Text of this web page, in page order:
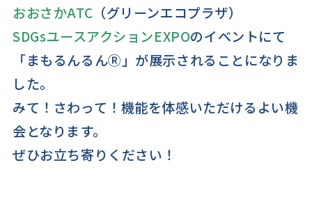
おおさかATC （グリーンエコプラザ）
SDGsユースアクションEXPOのイベントにて
「まもるんるんⓇ」が展示されることになりま
した。
みて！さわって！機能を体感いただけるよい機
会となります。
ぜひお立ち寄りください！